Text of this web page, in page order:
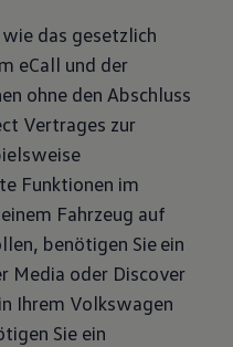
das gesetzlich
eCall und der
ohne den Abschluss
Vertrages zur
Funktionen im
Fahrzeug auf
benötigen Sie ein
Media oder Discover
Ihrem Volkswagen
Sie ein